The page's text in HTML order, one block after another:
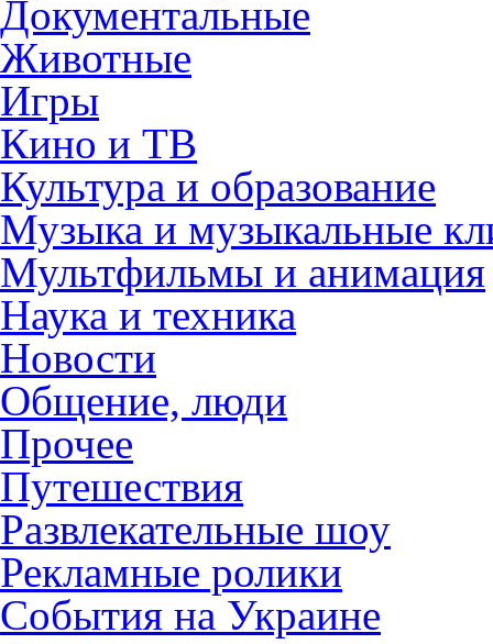
Документальные
Животные
Игры
Кино и ТВ
Культура и образование
Музыка и музыкальные
Мультфильмы и анимация
Наука и техника
Новости
Общение, люди
Прочее
Путешествия
Развлекательные шоу
Рекламные ролики
События на Украине